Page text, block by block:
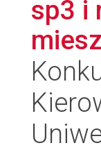
sp3 i